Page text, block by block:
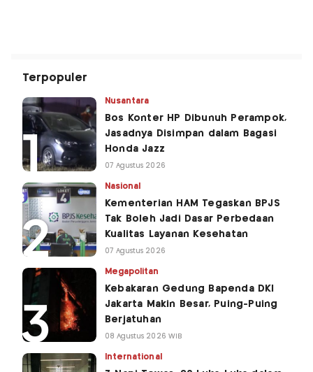
Terpopuler
Nusantara
Bos Konter HP Dibunuh Perampok,
Jasadnya Disimpan dalam Bagasi
Honda Jazz
07 Agustus 2026
Nasional
Kementerian HAM Tegaskan BPJS
Tak Boleh Jadi Dasar Perbedaan
Kualitas Layanan Kesehatan
07 Agustus 2026
Megapolitan
Kebakaran Gedung Bapenda DKI
Jakarta Makin Besar, Puing-Puing
Berjatuhan
08 Agustus 2026 WIB
International